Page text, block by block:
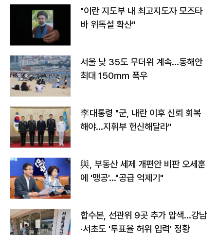
"이란 지도부 내 최고지도자 모즈타
바 위독설 확산"
서울 낮 35도 무더위 계속…동해안
최대 150㎜ 폭우
李대통령 "군, 내란 이후 신뢰 회복
해야…지휘부 헌신해달라"
與, 부동산 세제 개편안 비판 오세훈
에 '맹공'…"공급 억제기"
합수본, 선관위 9곳 추가 압색…강남
·서초도 '투표율 허위 입력' 정황